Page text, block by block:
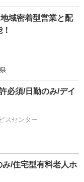
域密着型営業と配
必須/日勤のみ/デイ
スセンター
み/住宅型有料老人ホ